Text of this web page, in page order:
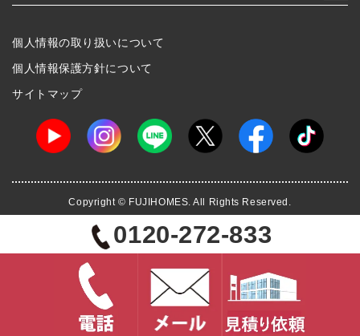
0120-272-833
個人情報の取り扱いについて
個人情報保護方針について
サイトマップ
Copyright © FUJIHOMES. All Rights Reserved.